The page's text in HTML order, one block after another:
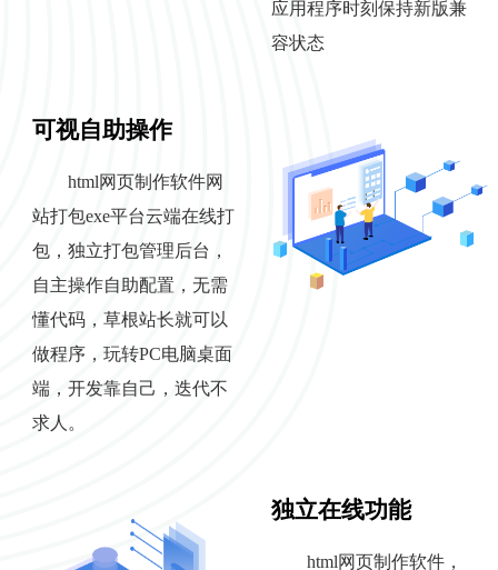
应用程序时刻保持新版兼
容状态
可视自助操作
html网页制作软件网
站打包exe平台云端在线打
包，独立打包管理后台，
自主操作自助配置，无需
懂代码，草根站长就可以
做程序，玩转PC电脑桌面
端，开发靠自己，迭代不
求人。
独立在线功能
html网页制作软件，